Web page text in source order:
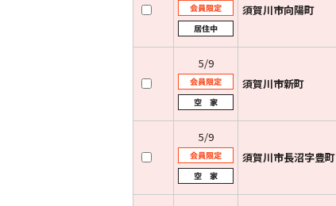
須賀川市向陽町
5/9
須賀川市新町
5/9
須賀川市長沼字豊町